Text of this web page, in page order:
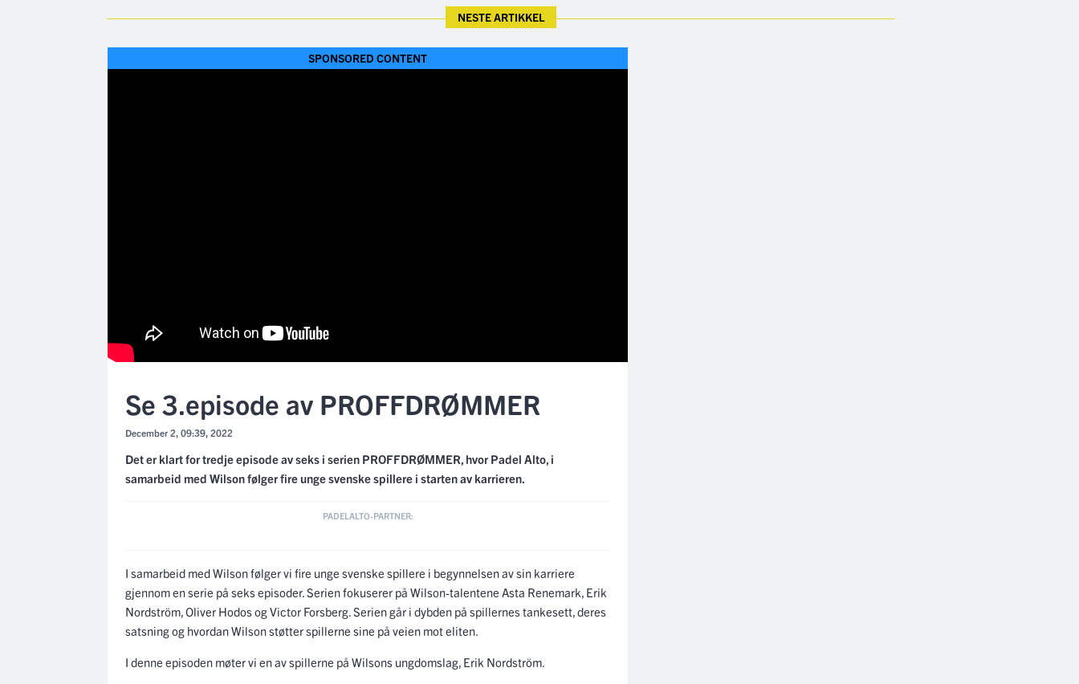
NESTE ARTIKKEL
SPONSORED CONTENT
Se 3.episode av PROFFDRØMMER
December 2, 09:39, 2022
Det er klart for tredje episode av seks i serien PROFFDRØMMER, hvor Padel Alto, i
samarbeid med Wilson følger fire unge svenske spillere i starten av karrieren.
I samarbeid med Wilson følger vi fire unge svenske spillere i begynnelsen av sin karriere
gjennom en serie på seks episoder. Serien fokuserer på Wilson-talentene Asta Renemark, Erik
Nordström, Oliver Hodos og Victor Forsberg. Serien går i dybden på spillernes tankesett, deres
satsning og hvordan Wilson støtter spillerne sine på veien mot eliten.
I denne episoden møter vi en av spillerne på Wilsons ungdomslag, Erik Nordström.